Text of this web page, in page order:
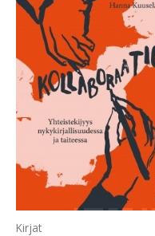
Kirjat